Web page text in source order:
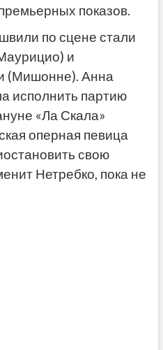
показов.
по сцене стали
и
(Мишонне). Анна
исполнить партию
«Ла Скала»
оперная певица
свою
Нетребко, пока не